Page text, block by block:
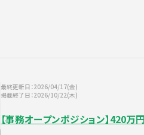
最終更新日：2026/04/17(金)
掲載終了日：2026/10/22(木)
【事務オープンポジション】420